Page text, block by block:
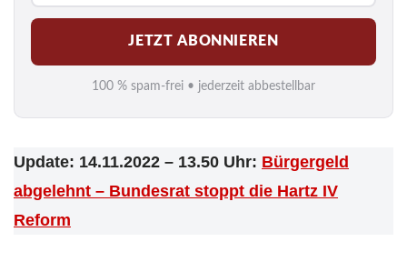
M
a
i
l
*
JETZT ABONNIEREN
100 % spam-frei • jederzeit abbestellbar
Update: 14.11.2022 – 13.50 Uhr: Bürgergeld
abgelehnt – Bundesrat stoppt die Hartz IV
Reform